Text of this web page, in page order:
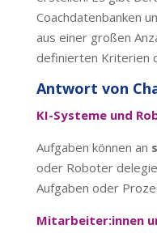
Coachdatenbanken
aus einer großen
definierten Kriterien
Antwort von
KI-Systeme und
Aufgaben können an
oder Roboter
Aufgaben oder
Mitarbeiter:innen